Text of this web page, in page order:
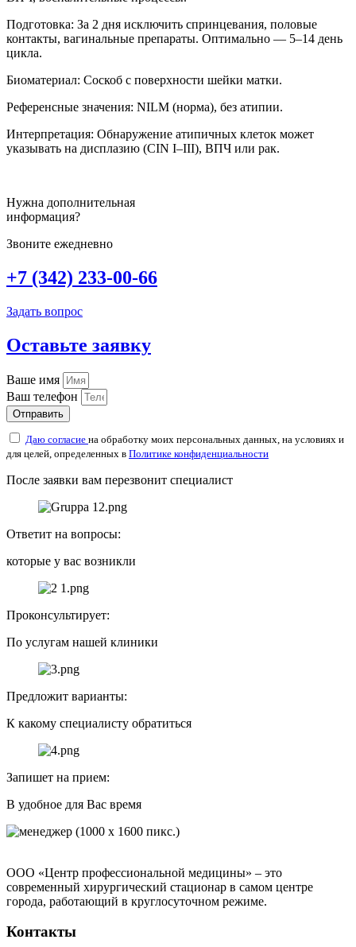
Подготовка: За 2 дня исключить спринцевания, половые
контакты, вагинальные препараты. Оптимально — 5–14 день
цикла.
Биоматериал: Соскоб с поверхности шейки матки.
Референсные значения: NILM (норма), без атипии.
Интерпретация: Обнаружение атипичных клеток может
указывать на дисплазию (CIN I–III), ВПЧ или рак.
Нужна дополнительная
информация?
Звоните ежедневно
+7 (342) 233-00-66
Задать вопрос
Оставьте заявку
Ваше имя
Ваш телефон
Даю согласие на обработку моих персональных данных, на условиях и
для целей, определенных в Политике конфиденциальности
Отправить
После заявки вам перезвонит специалист
Ответит на вопросы:
которые у вас возникли
Проконсультирует:
По услугам нашей клиники
Предложит варианты:
К какому специалисту обратиться
Запишет на прием:
В удобное для Вас время
ООО «Центр профессиональной медицины» – это
современный хирургический стационар в самом центре
города, работающий в круглосуточном режиме.
Контакты